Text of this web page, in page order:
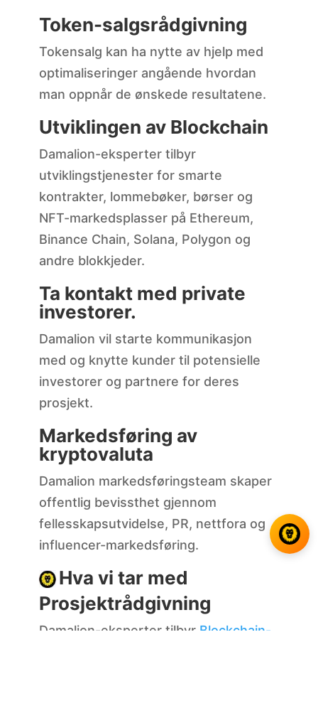
Token-salgsrådgivning
Tokensalg kan ha nytte av hjelp med
optimaliseringer angående hvordan
man oppnår de ønskede resultatene.
Utviklingen av Blockchain
Damalion-eksperter tilbyr
utviklingstjenester for smarte
kontrakter, lommebøker, børser og
NFT-markedsplasser på Ethereum,
Binance Chain, Solana, Polygon og
andre blokkjeder.
Ta kontakt med private
investorer.
Damalion vil starte kommunikasjon
med og knytte kunder til potensielle
investorer og partnere for deres
prosjekt.
Markedsføring av
kryptovaluta
Damalion markedsføringsteam skaper
offentlig bevissthet gjennom
fellesskapsutvidelse, PR, nettfora og
influencer-markedsføring.
Hva vi tar med
Prosjektrådgivning
Damalion-eksperter tilbyr Blockchain-